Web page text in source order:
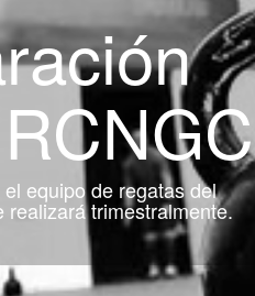
equipo de regatas del
realizará trimestralmente.